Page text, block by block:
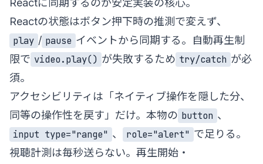
Reactに同期するのが安定実装の核心。
Reactの状態はボタン押下時の推測で変えず、
play / pause イベントから同期する。自動再生制
限で video.play() が失敗するため try/catch が必
須。
アクセシビリティは「ネイティブ操作を隠した分、
同等の操作性を戻す」だけ。本物の button 、
input type="range" 、 role="alert" で足りる。
視聴計測は毎秒送らない。再生開始・